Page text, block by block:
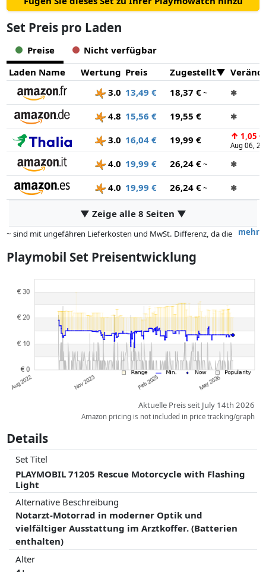
moderne Fahrzeuge und realitätsgetreue Modelle, mit denen
können.
Set Preis pro Laden
Preise
Nicht verfügbar
Laden Name
Wertung Preis Zugestellt
3.0 13,49 € 18,37 €~ ✱
4.8 15,56 € 19,55 € ✱
3.0 16,04 € 19,99 € ↑ 1,05 €
Aug 06,
4.0 19,99 € 26,24 €~ ✱
4.0 19,99 € 26,24 €~ ✱
▼ Zeige alle 8 Seiten ▼
mehr
~ sind mit ungefähren Lieferkosten und MwSt. Differenz, da die
abweichen können.
Vergütungen durch Partner haben darauf keinerlei Einfluss. Nur bei
gleichen Preisen können historische Leistungen die Ordnung
Playmobil Set Preisentwicklung
Aktuelle Preis seit July 14th 2026
Amazon pricing is not included in price tracking/graph
Details
Set Titel
PLAYMOBIL 71205 Rescue Motorcycle with Flashing
Light
Alternative Beschreibung
Notarzt-Motorrad in moderner Optik und
vielfältiger Ausstattung im Arztkoffer. (Batterien
enthalten)
Alter